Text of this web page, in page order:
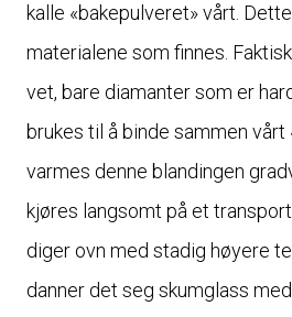
kalle «bakepulveret» vårt.
materialene som finnes.
vet, bare diamanter som er
brukes til å binde sammen vårt
varmes denne blandingen
kjøres langsomt på et
diger ovn med stadig høyere
danner det seg skumglass